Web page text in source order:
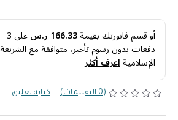
أو قسم فاتورتك بقيمة166.33 ر.س على3
دفعات بدون رسوم تأخير، متوافقة مع الشريعة
الإسلاميةاعرف أكثر
(0 التقييمات) - كتابة تعليق